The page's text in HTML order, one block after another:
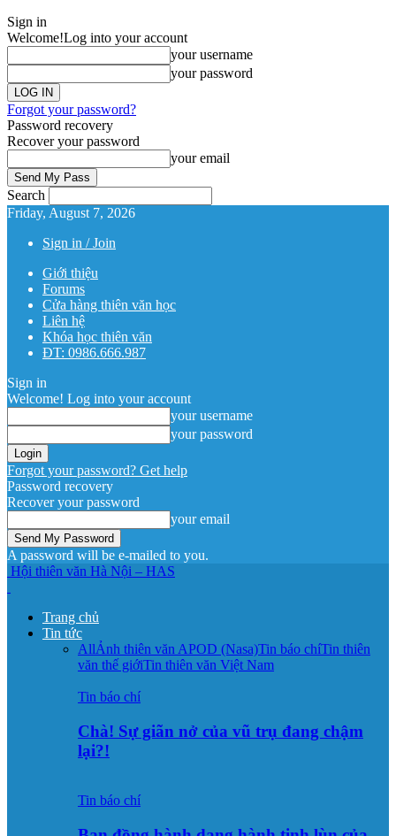
Sign in
Welcome!Log into your account
your username
your password
Forgot your password?
Password recovery
Recover your password
your email
Search
Friday, August 7, 2026
Sign in / Join
Giới thiệu
Forums
Cửa hàng thiên văn học
Liên hệ
Khóa học thiên văn
ĐT: 0986.666.987
Sign in
Welcome! Log into your account
your username
your password
Forgot your password? Get help
Password recovery
Recover your password
your email
A password will be e-mailed to you.
Hội thiên văn Hà Nội – HAS
Trang chủ
Tin tức
AllẢnh thiên văn APOD (Nasa)Tin báo chíTin thiên
văn thế giớiTin thiên văn Việt Nam
Tin báo chí
Chà! Sự giãn nở của vũ trụ đang chậm
lại?!
Tin báo chí